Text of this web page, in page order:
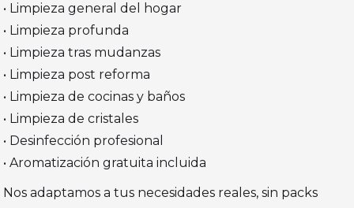
• Limpieza general del hogar
• Limpieza profunda
• Limpieza tras mudanzas
• Limpieza post reforma
• Limpieza de cocinas y baños
• Limpieza de cristales
• Desinfección profesional
• Aromatización gratuita incluida
Nos adaptamos a tus necesidades reales, sin packs